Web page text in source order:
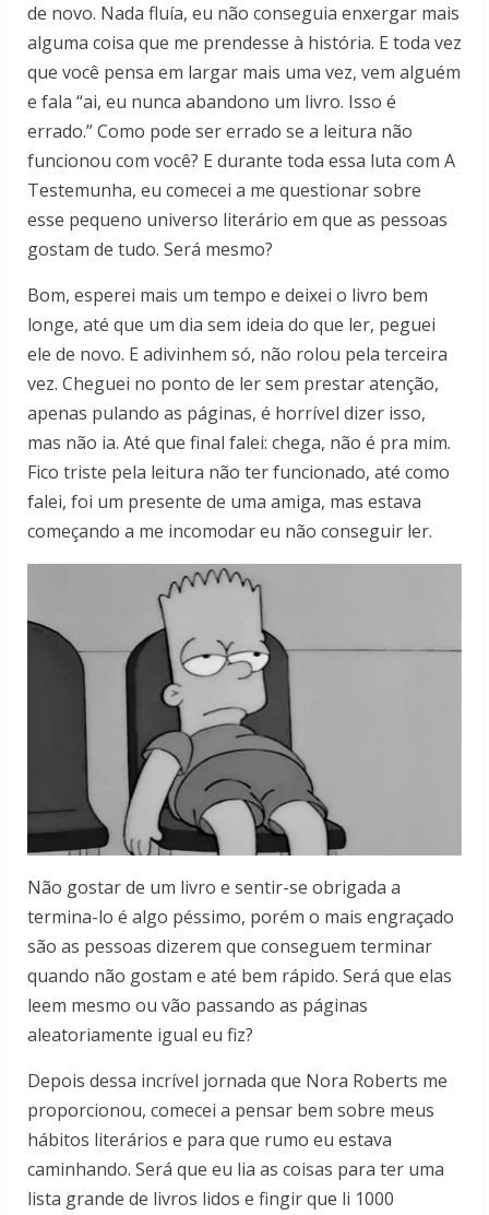
de novo. Nada fluía, eu não conseguia enxergar mais
alguma coisa que me prendesse à história. E toda vez
que você pensa em largar mais uma vez, vem alguém
e fala “ai, eu nunca abandono um livro. Isso é
errado.” Como pode ser errado se a leitura não
funcionou com você? E durante toda essa luta com A
Testemunha, eu comecei a me questionar sobre
esse pequeno universo literário em que as pessoas
gostam de tudo. Será mesmo?
Bom, esperei mais um tempo e deixei o livro bem
longe, até que um dia sem ideia do que ler, peguei
ele de novo. E adivinhem só, não rolou pela terceira
vez. Cheguei no ponto de ler sem prestar atenção,
apenas pulando as páginas, é horrível dizer isso,
mas não ia. Até que final falei: chega, não é pra mim.
Fico triste pela leitura não ter funcionado, até como
falei, foi um presente de uma amiga, mas estava
começando a me incomodar eu não conseguir ler.
Não gostar de um livro e sentir-se obrigada a
termina-lo é algo péssimo, porém o mais engraçado
são as pessoas dizerem que conseguem terminar
quando não gostam e até bem rápido. Será que elas
leem mesmo ou vão passando as páginas
aleatoriamente igual eu fiz?
Depois dessa incrível jornada que Nora Roberts me
proporcionou, comecei a pensar bem sobre meus
hábitos literários e para que rumo eu estava
caminhando. Será que eu lia as coisas para ter uma
lista grande de livros lidos e fingir que li 1000